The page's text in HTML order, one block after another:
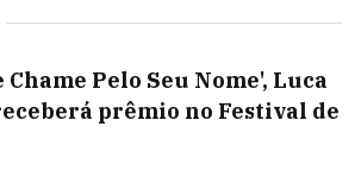
Pelo Seu Nome', Luca
prêmio no Festival de